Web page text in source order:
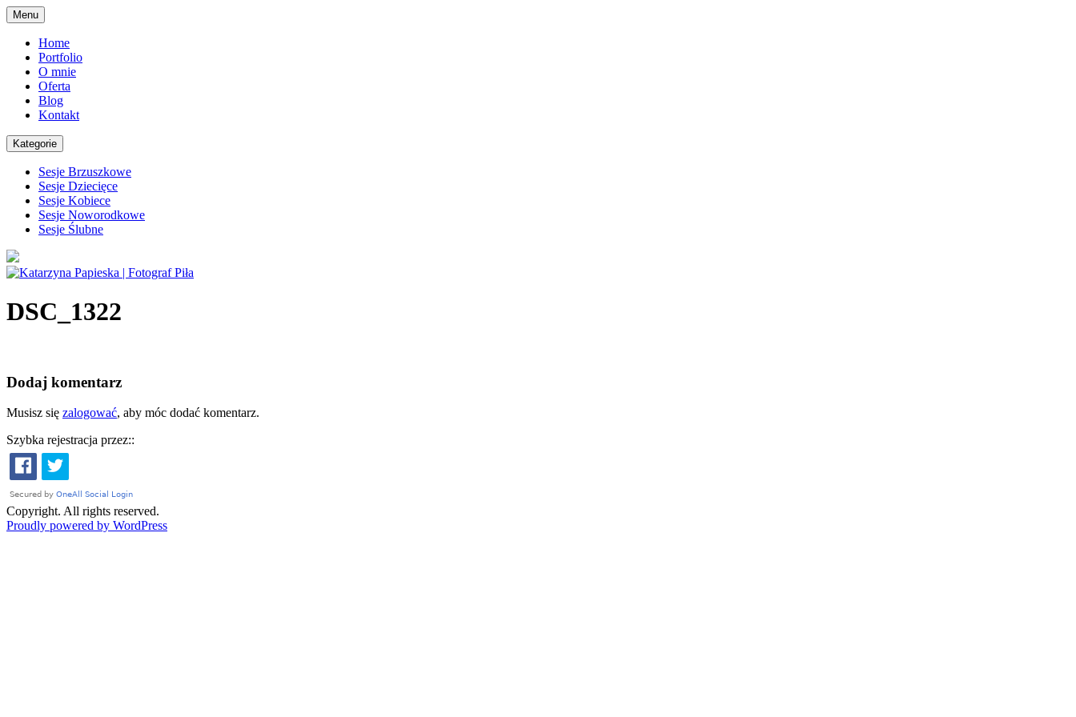
Skip
to
content
Menu
Home
Portfolio
O mnie
Oferta
Blog
Kontakt
Kategorie
Sesje Brzuszkowe
Sesje Dziecięce
Sesje Kobiece
Sesje Noworodkowe
Sesje Ślubne
DSC_1322
Dodaj komentarz
Musisz się zalogować, aby móc dodać komentarz.
Szybka rejestracja przez::
Copyright. All rights reserved.
Proudly powered by WordPress